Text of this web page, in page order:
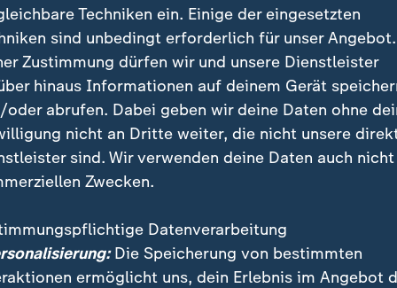
Wolfram Weimer begrüßt, dass Israel beim
darf. Er habe sich dafür auch auf EU-
Techniken ein. Einige der eingesetzten
sind unbedingt erforderlich für unser
Zustimmung dürfen wir und unsere Dienstleister
hinaus Informationen auf deinem Gerät
oder abrufen. Dabei geben wir deine Daten ohne
nicht an Dritte weiter, die nicht unsere
sind. Wir verwenden deine Daten auch nicht
Zwecken.
Datenverarbeitung
Die Speicherung von bestimmten
ermöglicht uns, dein Erlebnis im Angebot